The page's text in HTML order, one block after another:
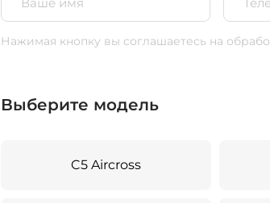
Нажимая кнопку вы соглашаетесь на
Выберите модель
C5 Aircross